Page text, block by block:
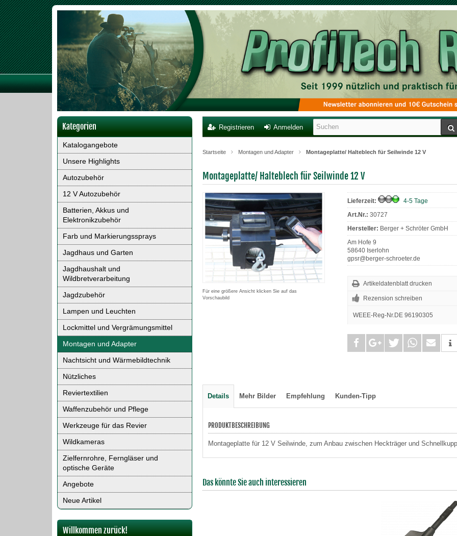
Registrieren Anmelden
Startseite Montagen und Adapter Montageplatte/ Halteblech für Seilwinde 12 V
Montageplatte/ Halteblech für Seilwinde 12 V
Für eine größere Ansicht klicken Sie auf das
Vorschaubild
Lieferzeit:
4-5 Tage
Art.Nr.: 30727
Hersteller: Berger + Schröter GmbH
Am Hofe 9
58640 Iserlohn
gpsr@berger-schroeter.de
Artikeldatenblatt drucken
Rezension schreiben
WEEE-Reg-Nr.DE 96190305
Details Mehr Bilder Empfehlung Kunden-Tipp
PRODUKTBESCHREIBUNG
Montageplatte für 12 V Seilwinde, zum Anbau zwischen Heckträger und
Das könnte Sie auch interessieren
Kategorien
Katalogangebote
Unsere Highlights
Autozubehör
12 V Autozubehör
Batterien, Akkus und
Elektronikzubehör
Farb und Markierungssprays
Jagdhaus und Garten
Jagdhaushalt und
Wildbretverarbeitung
Jagdzubehör
Lampen und Leuchten
Lockmittel und Vergrämungsmittel
Montagen und Adapter
Nachtsicht und Wärmebildtechnik
Nützliches
Reviertextilien
Waffenzubehör und Pflege
Werkzeuge für das Revier
Wildkameras
Zielfernrohre, Ferngläser und
optische Geräte
Angebote
Neue Artikel
Willkommen zurück!